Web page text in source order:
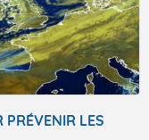
PRÉVENIR LES